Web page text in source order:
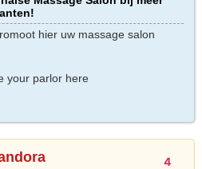
hier uw massage salon
your parlor here
4